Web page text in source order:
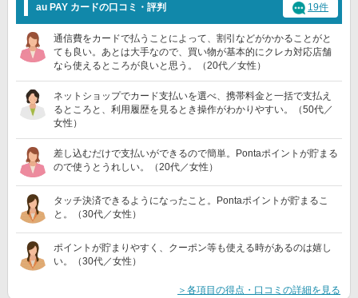
au PAY カードの口コミ・評判 19件
通信費をカードで払うことによって、割引などがかかることがと
ても良い。あとは大手なので、買い物が基本的にクレカ対応店舗
なら使えるところが良いと思う。（20代／女性）
ネットショップでカード支払いを選べ、携帯料金と一括で支払え
るところと、利用履歴を見るとき操作がわかりやすい。（50代／
女性）
差し込むだけで支払いができるので簡単。Pontaポイントが貯まる
ので使うとうれしい。（20代／女性）
タッチ決済できるようになったこと。Pontaポイントが貯まるこ
と。（30代／女性）
ポイントが貯まりやすく、クーポン等も使える時があるのは嬉し
い。（30代／女性）
＞各項目の得点・口コミの詳細を見る